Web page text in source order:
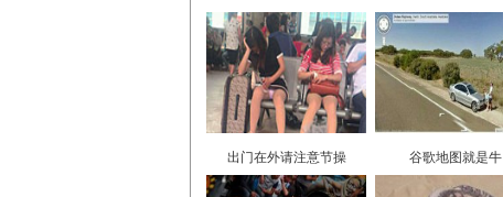
出门在外请注意节操 谷歌地图就是牛